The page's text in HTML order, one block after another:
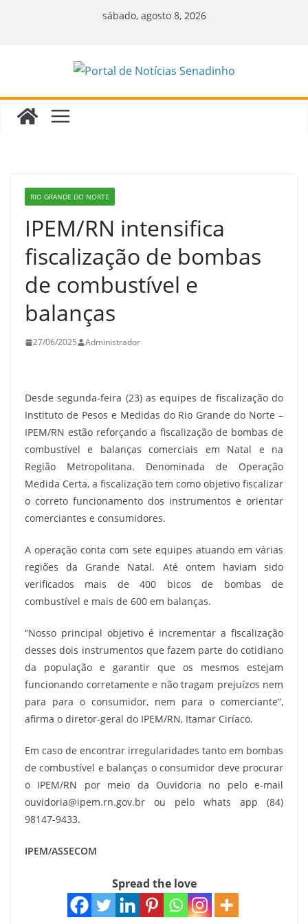
sábado, agosto 8, 2026
RIO GRANDE DO NORTE
IPEM/RN intensifica
fiscalização de bombas
de combustível e
balanças
27/06/2025 Administrador
Desde segunda-feira (23) as equipes de fiscalização do
Instituto de Pesos e Medidas do Rio Grande do Norte –
IPEM/RN estão reforçando a fiscalização de bombas de
combustível e balanças comerciais em Natal e na
Região Metropolitana. Denominada de Operação
Medida Certa, a fiscalização tem como objetivo fiscalizar
o correto funcionamento dos instrumentos e orientar
comerciantes e consumidores.
A operação conta com sete equipes atuando em várias
regiões da Grande Natal. Até ontem haviam sido
verificados mais de 400 bicos de bombas de
combustível e mais de 600 em balanças.
“Nosso principal objetivo é incrementar a fiscalização
desses dois instrumentos que fazem parte do cotidiano
da população e garantir que os mesmos estejam
funcionando corretamente e não tragam prejuízos nem
para para o consumidor, nem para o comerciante”,
afirma o diretor-geral do IPEM/RN, Itamar Ciríaco.
Em caso de encontrar irregularidades tanto em bombas
de combustível e balanças o consumidor deve procurar
o IPEM/RN por meio da Ouvidoria no pelo e-mail
ouvidoria@ipem.rn.gov.br ou pelo whats app (84)
98147-9433.
IPEM/ASSECOM
Spread the love